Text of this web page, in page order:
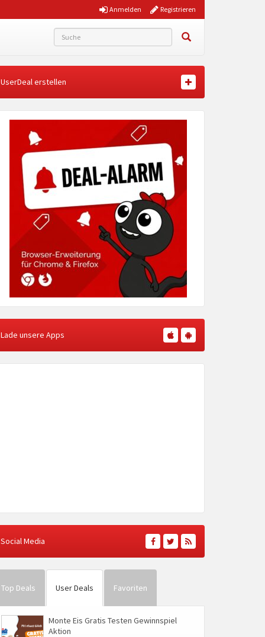
Registrieren
Anmelden
UserDeal erstellen
Lade unsere Apps
Social Media
Top Deals User Deals Favoriten
Monte Eis Gratis Testen Gewinnspiel
Aktion